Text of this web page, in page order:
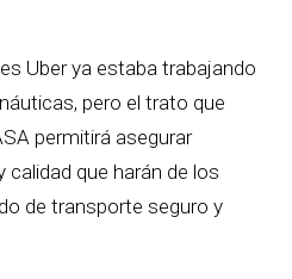
Uber ya estaba trabajando
pero el trato que
permitirá asegurar
calidad que harán de los
de transporte seguro y